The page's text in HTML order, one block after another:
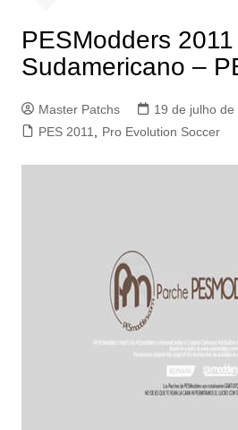
PESModders
Sudamericano –
Master Patchs 19 de julho de
PES 2011
Pro Evolution Soccer